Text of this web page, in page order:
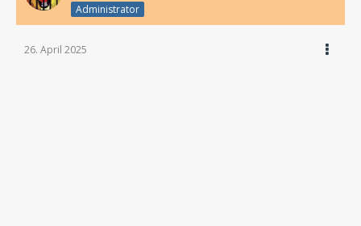
Administrator
26. April 2025